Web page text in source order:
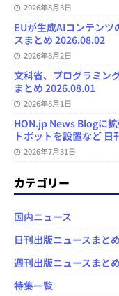
2026年8月3日
EUが生成AIコンテンツ
スまとめ 2026.08.02
2026年8月2日
文科省、プログラミン
まとめ 2026.08.01
2026年8月1日
HON.jp News Blogに
トボットを設置など
2026年7月31日
カテゴリー
国内ニュース
日刊出版ニュースまとめ
週刊出版ニュースまと
特集一覧